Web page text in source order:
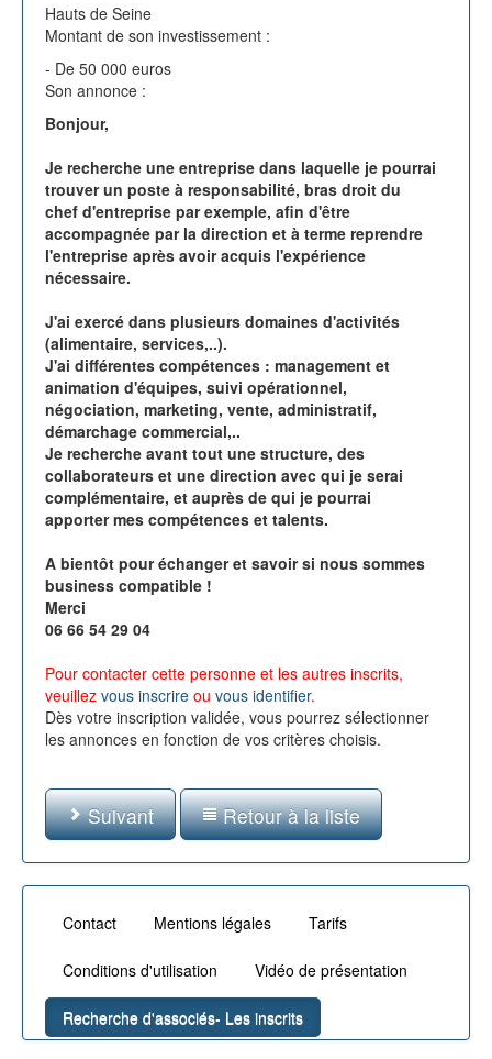
Hauts de Seine
Montant de son investissement :
- De 50 000 euros
Son annonce :
Bonjour,
Je recherche une entreprise dans laquelle je pourrai
trouver un poste à responsabilité, bras droit du
chef d'entreprise par exemple, afin d'être
accompagnée par la direction et à terme reprendre
l'entreprise après avoir acquis l'expérience
nécessaire.
J'ai exercé dans plusieurs domaines d'activités
(alimentaire, services,..).
J'ai différentes compétences : management et
animation d'équipes, suivi opérationnel,
négociation, marketing, vente, administratif,
démarchage commercial,..
Je recherche avant tout une structure, des
collaborateurs et une direction avec qui je serai
complémentaire, et auprès de qui je pourrai
apporter mes compétences et talents.
A bientôt pour échanger et savoir si nous sommes
business compatible !
Merci
06 66 54 29 04
Pour contacter cette personne et les autres inscrits,
veuillez vous inscrire ou vous identifier.
Dès votre inscription validée, vous pourrez sélectionner
les annonces en fonction de vos critères choisis.
Suivant Retour à la liste
Contact Mentions légales Tarifs
Conditions d'utilisation Vidéo de présentation
Recherche d'associés- Les inscrits